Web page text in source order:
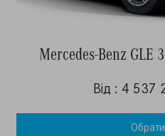
Mercedes-Benz GLE
Від : 4 537